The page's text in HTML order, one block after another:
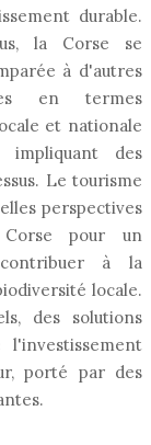
durable.
la Corse se
à d'autres
en termes
et nationale
impliquant des
Le tourisme
perspectives
Corse pour un
à la
locale.
des solutions
porté par des